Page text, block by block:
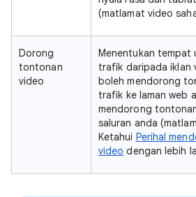
(matlamat video
Dorong
tontonan
video
Menentukan tempat
trafik daripada iklan
boleh mendorong
trafik ke laman web
mendorong
saluran anda
Ketahui Perihal
video dengan lebih